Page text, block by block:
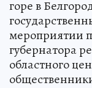
горе в
мероприятии
губернатора
областного